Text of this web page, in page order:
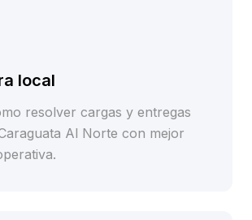
local
resolver cargas y entregas
Al Norte con mejor